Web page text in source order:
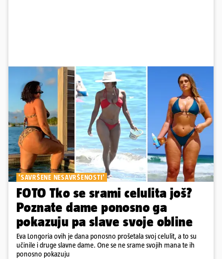
'SAVRŠENE NESAVRŠENOSTI'
FOTO Tko se srami celulita još?
Poznate dame ponosno ga
pokazuju pa slave svoje obline
Eva Longoria ovih je dana ponosno prošetala svoj celulit, a to su
učinile i druge slavne dame. One se ne srame svojih mana te ih
ponosno pokazuju